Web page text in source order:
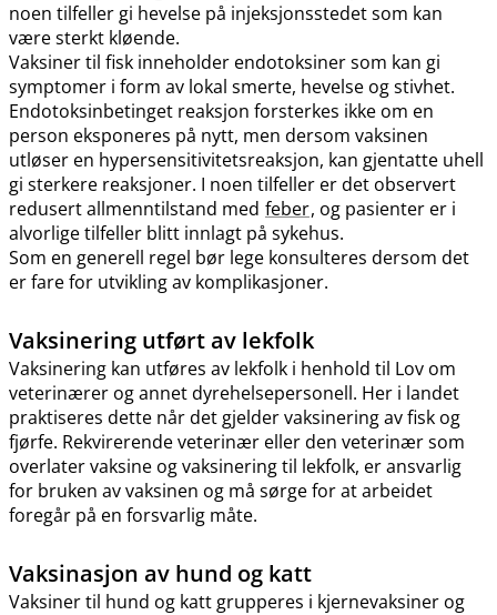
noen tilfeller gi hevelse på injeksjonsstedet som kan
være sterkt kløende.
Vaksiner til fisk inneholder endotoksiner som kan gi
symptomer i form av lokal smerte, hevelse og stivhet.
Endotoksinbetinget reaksjon forsterkes ikke om en
person eksponeres på nytt, men dersom vaksinen
utløser en hypersensitivitetsreaksjon, kan gjentatte uhell
gi sterkere reaksjoner. I noen tilfeller er det observert
redusert allmenntilstand med feber, og pasienter er i
alvorlige tilfeller blitt innlagt på sykehus.
Som en generell regel bør lege konsulteres dersom det
er fare for utvikling av komplikasjoner.
Vaksinering utført av lekfolk
Vaksinering kan utføres av lekfolk i henhold til Lov om
veterinærer og annet dyrehelsepersonell. Her i landet
praktiseres dette når det gjelder vaksinering av fisk og
fjørfe. Rekvirerende veterinær eller den veterinær som
overlater vaksine og vaksinering til lekfolk, er ansvarlig
for bruken av vaksinen og må sørge for at arbeidet
foregår på en forsvarlig måte.
Vaksinasjon av hund og katt
Vaksiner til hund og katt grupperes i kjernevaksiner og